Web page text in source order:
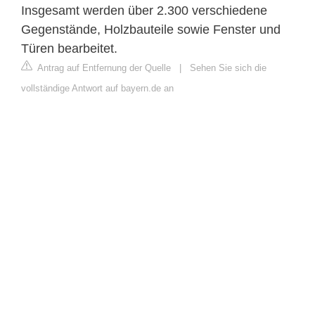
Insgesamt werden über 2.300 verschiedene
Gegenstände, Holzbauteile sowie Fenster und
Türen bearbeitet.
Antrag auf Entfernung der Quelle | Sehen Sie sich die
vollständige Antwort auf bayern.de an